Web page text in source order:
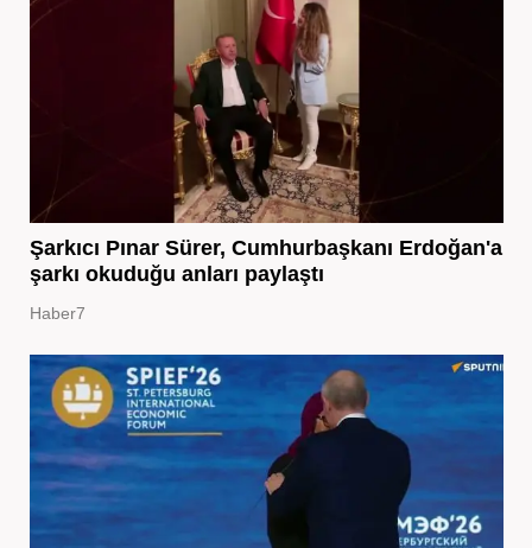
Şarkıcı Pınar Sürer, Cumhurbaşkanı Erdoğan'a
şarkı okuduğu anları paylaştı
Haber7